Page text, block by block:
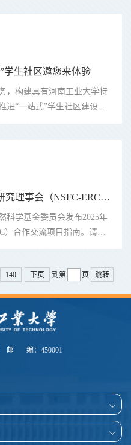
学生社区邀您来体验
，构建具有河南工业大学特
进“一站式”学生社区建设。
基金委发布2025年度与欧洲研究理事会（NSFC-ERC）合作交流项目指南
科学基金委员会发布2025年
）合作交流项目指南。请各
140 下页 到第 页 跳转
邮 编：450001